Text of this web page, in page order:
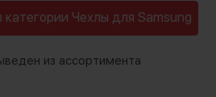
категории Чехлы для Samsung
из ассортимента